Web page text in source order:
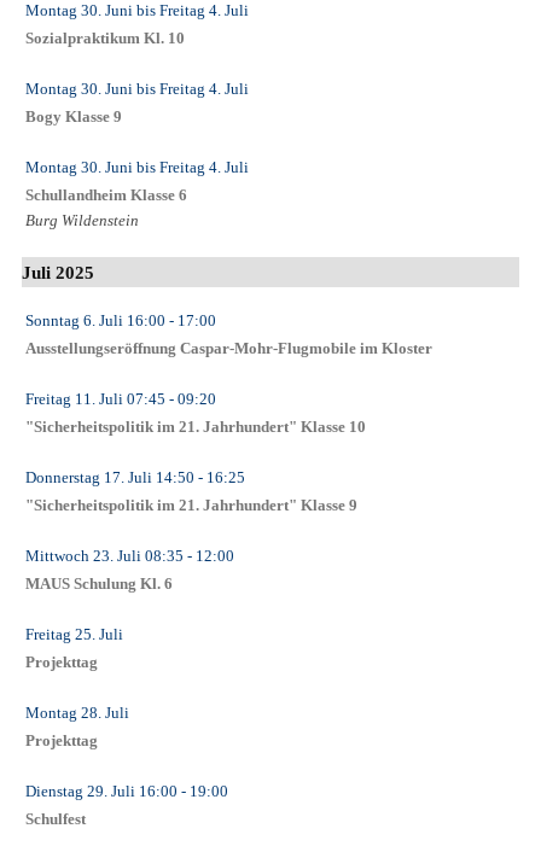
Montag 30. Juni bis Freitag 4. Juli
Sozialpraktikum Kl. 10
Montag 30. Juni bis Freitag 4. Juli
Bogy Klasse 9
Montag 30. Juni bis Freitag 4. Juli
Schullandheim Klasse 6
Burg Wildenstein
Juli 2025
Sonntag 6. Juli 16:00 - 17:00
Ausstellungseröffnung Caspar-Mohr-Flugmobile im Kloster
Freitag 11. Juli 07:45 - 09:20
"Sicherheitspolitik im 21. Jahrhundert" Klasse 10
Donnerstag 17. Juli 14:50 - 16:25
"Sicherheitspolitik im 21. Jahrhundert" Klasse 9
Mittwoch 23. Juli 08:35 - 12:00
MAUS Schulung Kl. 6
Freitag 25. Juli
Projekttag
Montag 28. Juli
Projekttag
Dienstag 29. Juli 16:00 - 19:00
Schulfest